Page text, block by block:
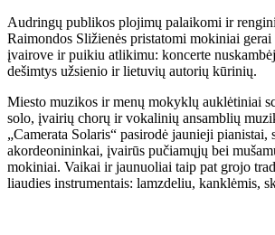
Audringų publikos plojimų palaikomi ir
Raimondos Sližienės pristatomi mokiniai
įvairove ir puikiu atlikimu: koncerte
dešimtys užsienio ir lietuvių autorių kūrinių.
Miesto muzikos ir menų mokyklų auklėtiniai
solo, įvairių chorų ir vokalinių ansamblių
„Camerata Solaris“ pasirodė jaunieji pianistai,
akordeonininkai, įvairūs pučiamųjų bei
mokiniai. Vaikai ir jaunuoliai taip pat grojo
liaudies instrumentais: lamzdeliu, kanklėmis,